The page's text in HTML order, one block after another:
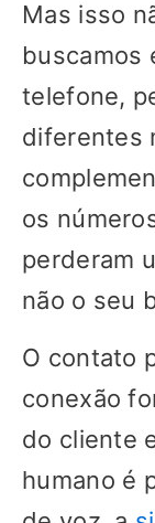
Mas isso
buscamos
telefone,
diferentes
os
perderam
não o seu
O contato
conexão
do cliente
humano é